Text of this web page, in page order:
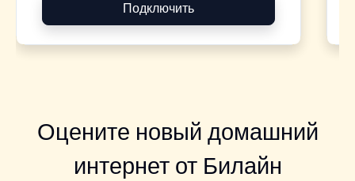
Подключить
Оцените новый домашний
интернет от Билайн